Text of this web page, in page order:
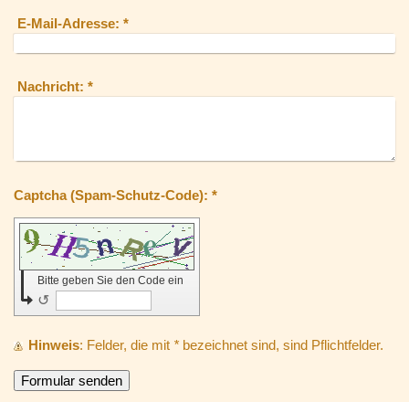
E-Mail-Adresse: *
Nachricht: *
Captcha (Spam-Schutz-Code): *
Bitte geben Sie den Code ein
↺
Hinweis : Felder, die mit * bezeichnet sind, sind Pflichtfelder.